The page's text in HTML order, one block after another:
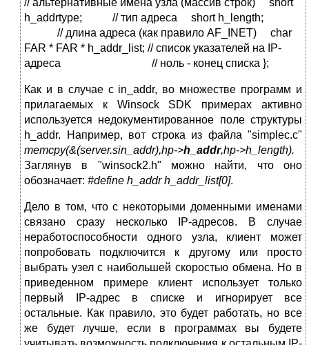
// альтернативные имена узла (массив строк) short
h_addrtype; // тип адреса short h_length;
// длина адреса (как правило AF_INET) char
FAR * FAR * h_addr_list; // список указателей на IP-
адреса // ноль - конец списка };
Как и в случае с in_addr, во множестве программ и
прилагаемых к Winsock SDK примерах активно
используется недокументированное поле структуры
h_addr. Например, вот строка из файла "simplec.c"
memcpy(&(server.sin_addr),hp->h_addr,hp->h_length).
Заглянув в "winsock2.h" можно найти, что оно
обозначает: #define h_addr h_addr_list[0].
Дело в том, что с некоторыми доменными именами
связано сразу несколько IP-адресов. В случае
неработоспособности одного узла, клиент может
попробовать подключится к другому или просто
выбрать узел с наибольшей скоростью обмена. Но в
приведенном примере клиент использует только
первый IP-адрес в списке и игнорирует все
остальные. Как правило, это будет работать, но все
же будет лучше, если в программах вы будете